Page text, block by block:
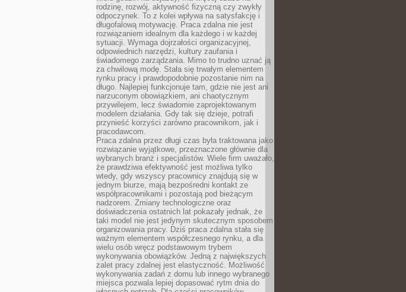
rodzinę, rozwój, aktywność fizyczną czy zwykły
odpoczynek. To z kolei wpływa na satysfakcję i
długofalową motywację. Praca zdalna nie jest
rozwiązaniem idealnym dla każdego i w każdej
sytuacji. Wymaga dojrzałości organizacyjnej,
odpowiednich narzędzi, kultury zaufania i
świadomego zarządzania. Mimo to trudno uznać ją
za chwilową modę. Stała się trwałym elementem
rynku pracy i prawdopodobnie pozostanie nim na
długo. Najlepiej funkcjonuje tam, gdzie nie jest ani
narzuconym obowiązkiem, ani chaotycznym
przywilejem, lecz świadomie zaprojektowanym
modelem działania. Gdy tak się dzieje, potrafi
przynieść korzyści zarówno pracownikom, jak i
pracodawcom.
Praca zdalna przez długi czas była traktowana jako
rozwiązanie wyjątkowe, przeznaczone głównie dla
wybranych branż i specjalistów. Wiele firm uważało,
że prawdziwa efektywność jest możliwa tylko
wtedy, gdy wszyscy pracownicy znajdują się w
jednym biurze, mają bezpośredni kontakt ze
współpracownikami i pozostają pod bieżącym
nadzorem. Zmiany technologiczne oraz
doświadczenia ostatnich lat pokazały jednak, że
taki model nie jest jedynym skutecznym sposobem
organizowania pracy. Dziś praca zdalna stała się
ważnym elementem współczesnego rynku, a dla
wielu osób wręcz podstawowym trybem
wykonywania obowiązków. Jedną z największych
zalet pracy zdalnej jest elastyczność. Możliwość
wykonywania zadań z domu lub innego wybranego
miejsca pozwala lepiej dopasować rytm dnia do